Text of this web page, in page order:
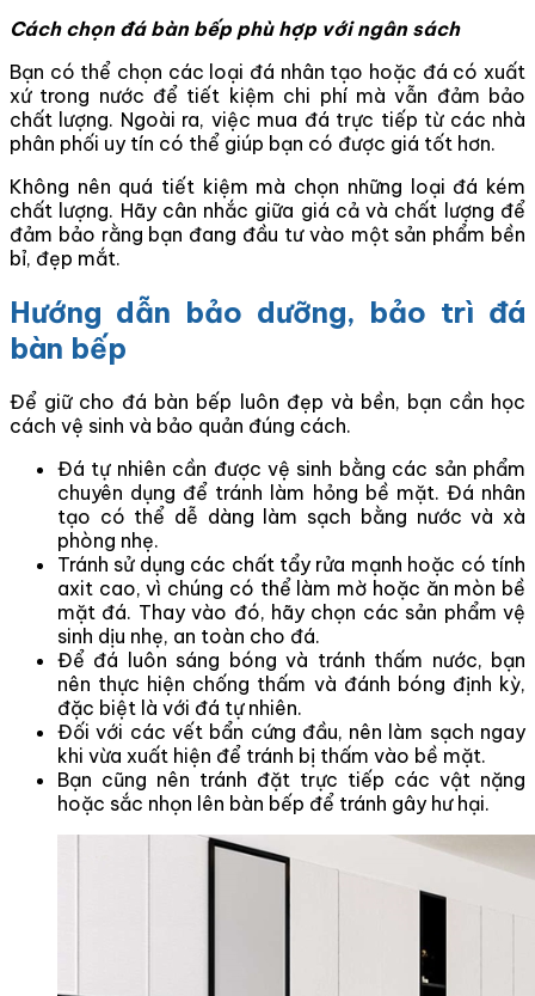
Cách chọn đá bàn bếp phù hợp với ngân sách
Bạn có thể chọn các loại đá nhân tạo hoặc đá có xuất
xứ trong nước để tiết kiệm chi phí mà vẫn đảm bảo
chất lượng. Ngoài ra, việc mua đá trực tiếp từ các nhà
phân phối uy tín có thể giúp bạn có được giá tốt hơn.
Không nên quá tiết kiệm mà chọn những loại đá kém
chất lượng. Hãy cân nhắc giữa giá cả và chất lượng để
đảm bảo rằng bạn đang đầu tư vào một sản phẩm bền
bỉ, đẹp mắt.
Hướng dẫn bảo dưỡng, bảo trì đá
bàn bếp
Để giữ cho đá bàn bếp luôn đẹp và bền, bạn cần học
cách vệ sinh và bảo quản đúng cách.
Đá tự nhiên cần được vệ sinh bằng các sản phẩm
chuyên dụng để tránh làm hỏng bề mặt. Đá nhân
tạo có thể dễ dàng làm sạch bằng nước và xà
phòng nhẹ.
Tránh sử dụng các chất tẩy rửa mạnh hoặc có tính
axit cao, vì chúng có thể làm mờ hoặc ăn mòn bề
mặt đá. Thay vào đó, hãy chọn các sản phẩm vệ
sinh dịu nhẹ, an toàn cho đá.
Để đá luôn sáng bóng và tránh thấm nước, bạn
nên thực hiện chống thấm và đánh bóng định kỳ,
đặc biệt là với đá tự nhiên.
Đối với các vết bẩn cứng đầu, nên làm sạch ngay
khi vừa xuất hiện để tránh bị thấm vào bề mặt.
Bạn cũng nên tránh đặt trực tiếp các vật nặng
hoặc sắc nhọn lên bàn bếp để tránh gây hư hại.